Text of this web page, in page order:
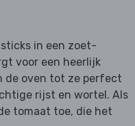
in een zoet-
voor een heerlijk
de oven tot ze perfect
rijst en wortel. Als
tomaat toe, die het